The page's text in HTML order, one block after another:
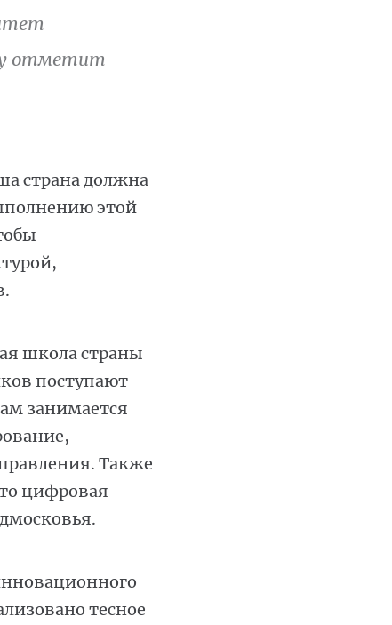
отметит
страна должна
этой
школа страны
поступают
занимается
Также
цифровая
тесное